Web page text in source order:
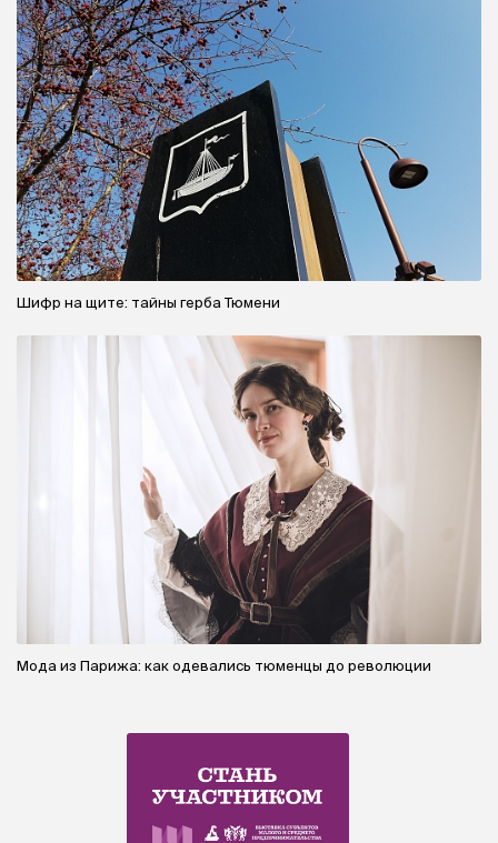
Шифр на щите: тайны герба Тюмени
Мода из Парижа: как одевались тюменцы до революции